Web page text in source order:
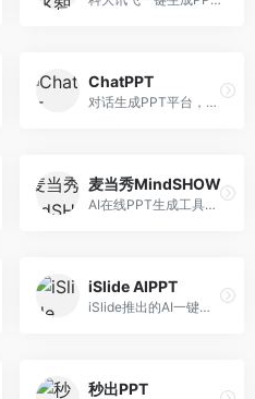
ChatPPT
对话生成PPT平台，支持自然语言交互创作。面向职场人士和教育工作者，通过对话方式完成PPT制作，交互体验友好，创作过程直观。
麦当秀MindSHOW
AI在线PPT生成工具，支持思维导图转PPT。面向职场人士，提供思维导图导入、PPT生成、模板选择等服务，思维导图转PPT效率高。
iSlide AIPPT
iSlide推出的AI一键设计精美PPT工具。面向PPT设计用户，提供模板库、内容生成、设计优化等服务，与iSlide插件深度整合。
秒出PPT